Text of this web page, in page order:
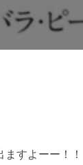
すよーー！！